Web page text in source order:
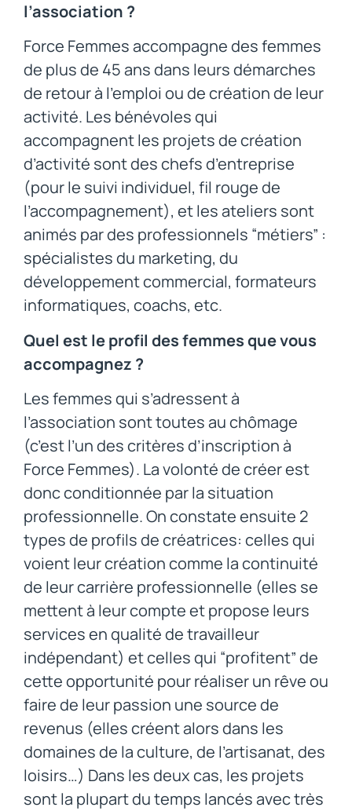
l’association ?
Force Femmes accompagne des femmes
de plus de 45 ans dans leurs démarches
de retour à l’emploi ou de création de leur
activité. Les bénévoles qui
accompagnent les projets de création
d’activité sont des chefs d’entreprise
(pour le suivi individuel, fil rouge de
l’accompagnement), et les ateliers sont
animés par des professionnels “métiers” :
spécialistes du marketing, du
développement commercial, formateurs
informatiques, coachs, etc.
Quel est le profil des femmes que vous
accompagnez ?
Les femmes qui s’adressent à
l’association sont toutes au chômage
(c’est l’un des critères d’inscription à
Force Femmes). La volonté de créer est
donc conditionnée par la situation
professionnelle. On constate ensuite 2
types de profils de créatrices: celles qui
voient leur création comme la continuité
de leur carrière professionnelle (elles se
mettent à leur compte et propose leurs
services en qualité de travailleur
indépendant) et celles qui “profitent” de
cette opportunité pour réaliser un rêve ou
faire de leur passion une source de
revenus (elles créent alors dans les
domaines de la culture, de l’artisanat, des
loisirs…) Dans les deux cas, les projets
sont la plupart du temps lancés avec très